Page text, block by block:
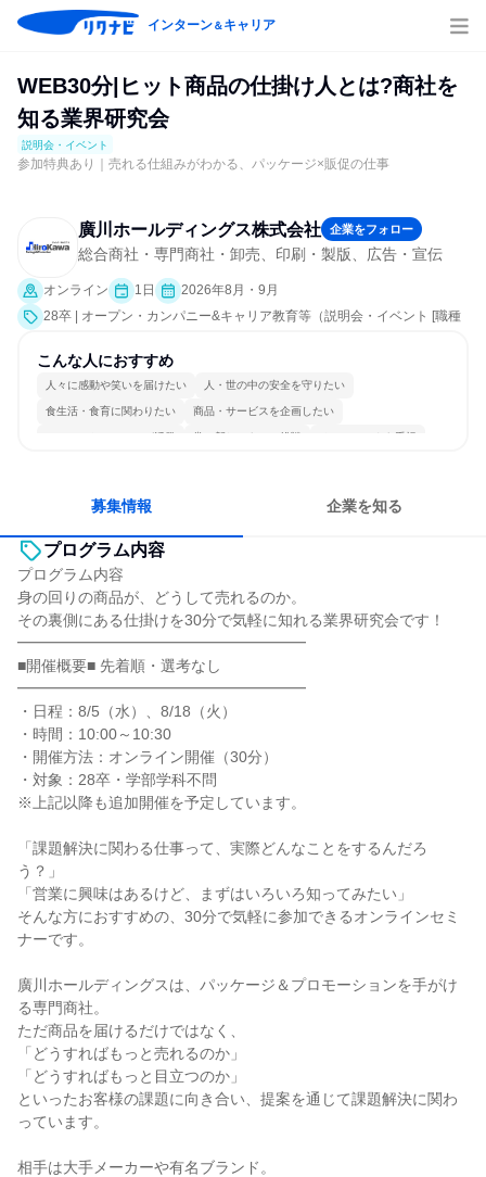
インターン＆キャリア
WEB30分|ヒット商品の仕掛け人とは?商社を
知る業界研究会
説明会・イベント
参加特典あり｜売れる仕組みがわかる、パッケージ×販促の仕事
廣川ホールディングス株式会社 企業をフォロー
総合商社・専門商社・卸売、印刷・製版、広告・宣伝
オンライン 1日
2026年8月・9月
28卒 | オープン・カンパニー&キャリア教育等（説明会・イベント [職種
こんな人におすすめ
人々に感動や笑いを届けたい 人・世の中の安全を守りたい
食生活・食育に関わりたい 商品・サービスを企画したい
コミュニケーションが活発 常に新しいものに挑戦 チームワークを重視
募集情報 企業を知る
プログラム内容
プログラム内容
身の回りの商品が、どうして売れるのか。
その裏側にある仕掛けを30分で気軽に知れる業界研究会です！
━━━━━━━━━━━━━━━━━━━
■開催概要■ 先着順・選考なし
━━━━━━━━━━━━━━━━━━━
・日程：8/5（水）、8/18（火）
・時間：10:00～10:30
・開催方法：オンライン開催（30分）
・対象：28卒・学部学科不問
※上記以降も追加開催を予定しています。
「課題解決に関わる仕事って、実際どんなことをするんだろ
う？」
「営業に興味はあるけど、まずはいろいろ知ってみたい」
そんな方におすすめの、30分で気軽に参加できるオンラインセミ
ナーです。
廣川ホールディングスは、パッケージ＆プロモーションを手がけ
る専門商社。
ただ商品を届けるだけではなく、
「どうすればもっと売れるのか」
「どうすればもっと目立つのか」
といったお客様の課題に向き合い、提案を通じて課題解決に関わ
っています。
相手は大手メーカーや有名ブランド。